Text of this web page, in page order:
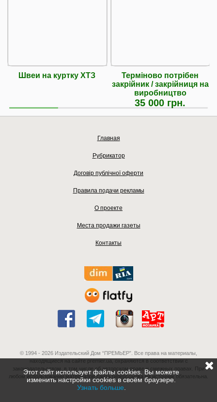
Швеи на куртку ХТЗ
Терміново потрібен
закрійник / закрійниця на
виробництво
35 000 грн.
Главная
Рубрикатор
Договір публічної оферти
Правила подачи рекламы
О проекте
Места продажи газеты
Контакты
© 1994 - 2026 Издательский Дом “ПРЕМЬЕР”. Все права на материалы,
находящиеся на сайте premier.ua, охраняются в соответствии с
законодательством, в том числе об авторском праве и смежных правах. При
любом использовании материалов сайта гиперссылка на источник обязательна.
Этот сайт использует файлы cookies. Вы можете
изменить настройки cookies в своём браузере.
Узнать больше